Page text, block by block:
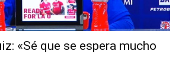
«Sé que se espera mucho